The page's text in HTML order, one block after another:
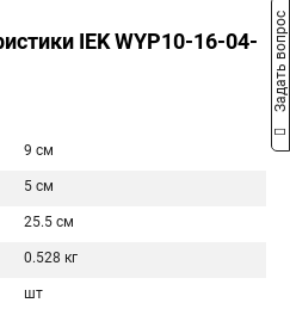
IEK WYP10-16-04-
9 см
5 см
25.5 см
0.528 кг
шт
Задать вопрос